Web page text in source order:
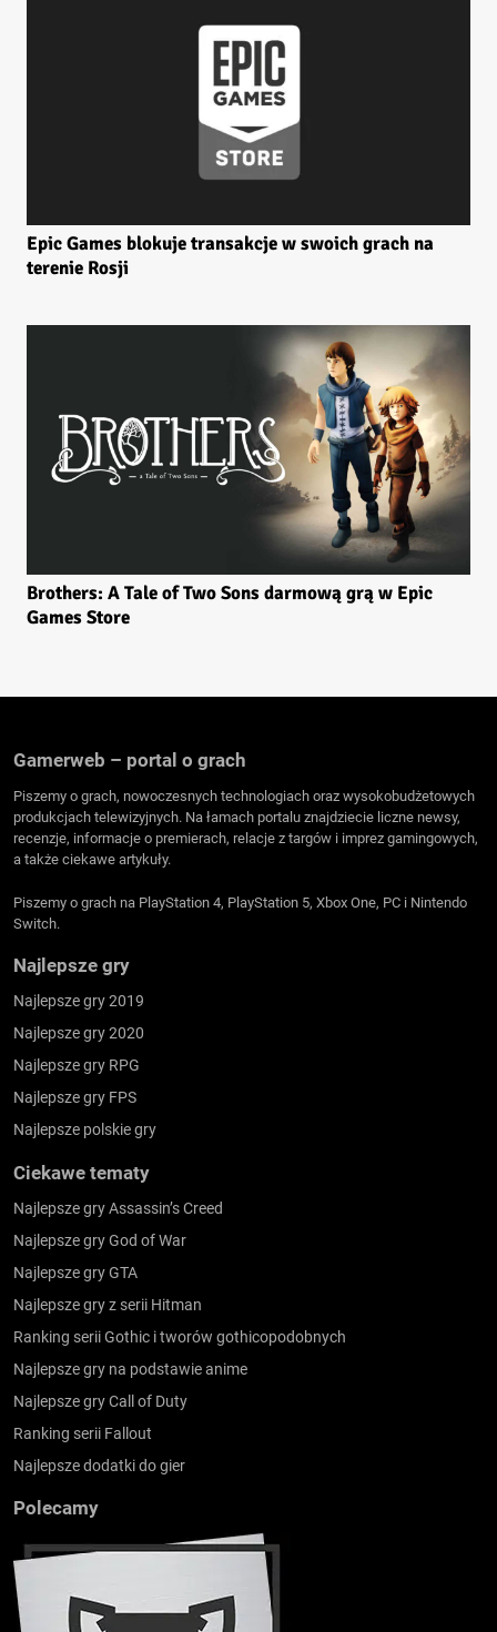
Epic Games blokuje transakcje w swoich grach na
terenie Rosji
Brothers: A Tale of Two Sons darmową grą w Epic
Games Store
Gamerweb – portal o grach
Piszemy o grach, nowoczesnych technologiach oraz wysokobudżetowych
produkcjach telewizyjnych. Na łamach portalu znajdziecie liczne newsy,
recenzje, informacje o premierach, relacje z targów i imprez gamingowych,
a także ciekawe artykuły.
Piszemy o grach na PlayStation 4, PlayStation 5, Xbox One, PC i Nintendo
Switch.
Najlepsze gry
Najlepsze gry 2019
Najlepsze gry 2020
Najlepsze gry RPG
Najlepsze gry FPS
Najlepsze polskie gry
Ciekawe tematy
Najlepsze gry Assassin’s Creed
Najlepsze gry God of War
Najlepsze gry GTA
Najlepsze gry z serii Hitman
Ranking serii Gothic i tworów gothicopodobnych
Najlepsze gry na podstawie anime
Najlepsze gry Call of Duty
Ranking serii Fallout
Najlepsze dodatki do gier
Polecamy